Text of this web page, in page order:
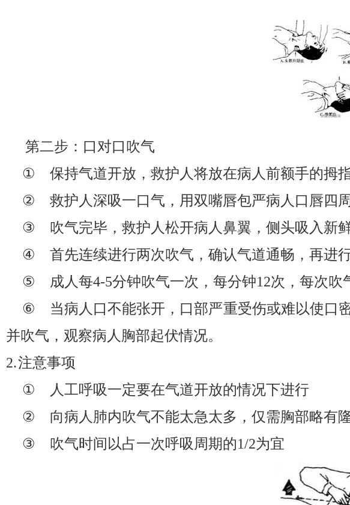
第二步：口对口吹气
① 保持气道开放，救护人将放在病人前额手的拇
② 救护人深吸一口气，用双嘴唇包严病人口唇四
③ 吹气完毕，救护人松开病人鼻翼，侧头吸入新
④ 首先连续进行两次吹气，确认气道通畅，再进
⑤ 成人每4-5分钟吹气一次，每分钟12次，每次吹
⑥ 当病人口不能张开，口部严重受伤或难以使口
并吹气，观察病人胸部起伏情况。
2.注意事项
①
人工呼吸一定要在气道开放的情况下进行
② 向病人肺内吹气不能太急太多，仅需胸部略有
③ 吹气时间以占一次呼吸周期的1/2为宜